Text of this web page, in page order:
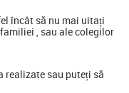
încât să nu mai uitați
, sau ale colegilor
realizate sau puteți să